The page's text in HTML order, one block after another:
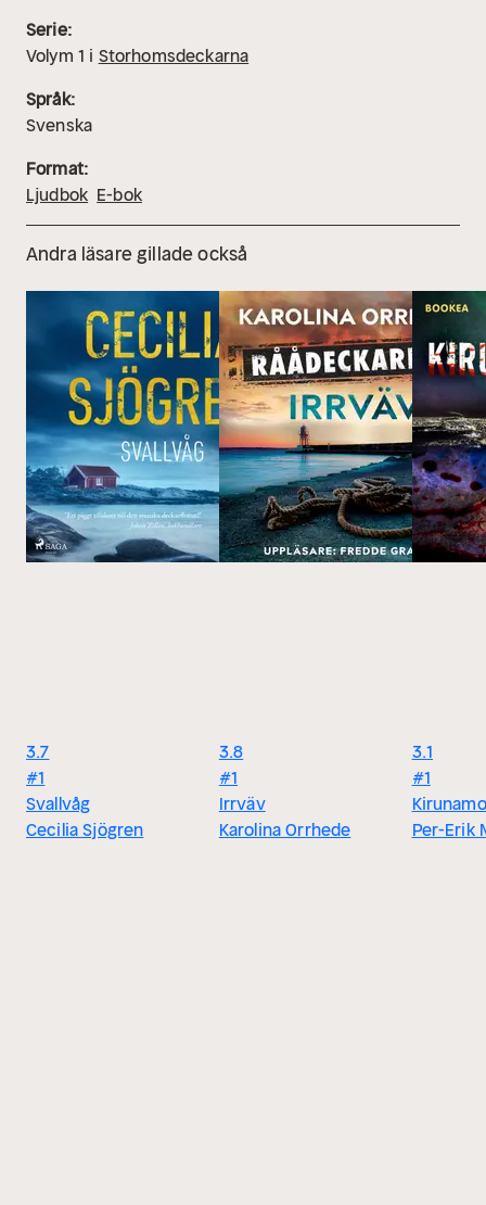
Serie:
Volym 1 i Storhomsdeckarna
Språk:
Svenska
Format:
Ljudbok E-bok
Andra läsare gillade också
3.7
#1
Svallvåg
Cecilia Sjögren
3.8
#1
Irrväv
Karolina Orrhede
3.1
#1
Per-Erik